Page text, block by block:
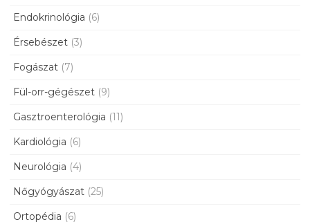
Endokrinológia (6)
Érsebészet (3)
Fogászat (7)
Fül-orr-gégészet (9)
Gasztroenterológia (11)
Kardiológia (6)
Neurológia (4)
Nőgyógyászat (25)
Ortopédia (6)